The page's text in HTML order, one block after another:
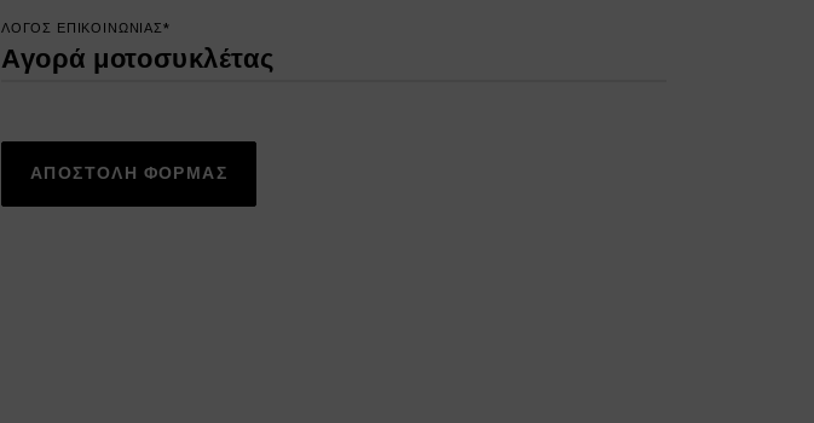
ΛΟΓΟΣ ΕΠΙΚΟΙΝΩΝΙΑΣ*
ΑΠΟΣΤΟΛΗ ΦΟΡΜΑΣ